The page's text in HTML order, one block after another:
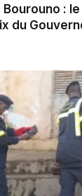
Bourouno :
du